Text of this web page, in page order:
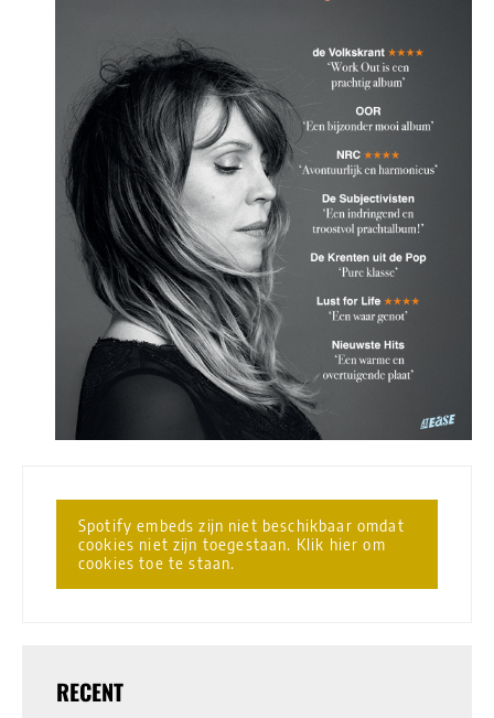
Spotify embeds zijn niet beschikbaar omdat
cookies niet zijn toegestaan. Klik hier om
cookies toe te staan.
RECENT